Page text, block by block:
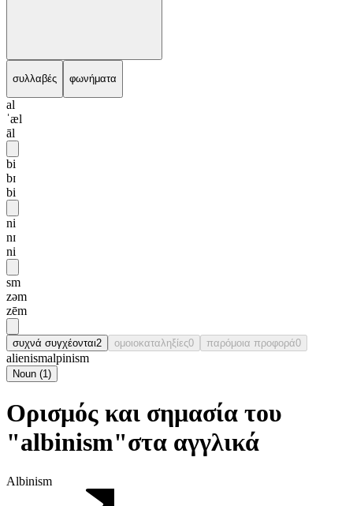
συλλαβές φωνήματα
al
ˈæl
āl
bi
bɪ
bi
ni
nɪ
ni
sm
zəm
zēm
συχνά συγχέονται2 ομοιοκαταληξίες0 παρόμοια προφορά0
alienismalpinism
Noun (1)
Ορισμός και σημασία του
"albinism"στα αγγλικά
Albinism